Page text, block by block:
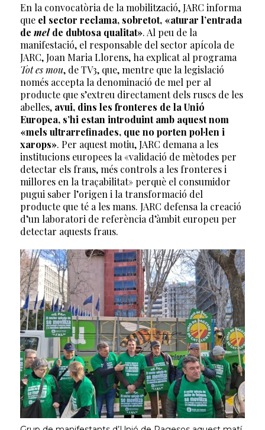
En la convocatòria de la mobilització, JARC informa
que el sector reclama, sobretot, «aturar l’entrada
de melde dubtosa qualitat». Al peu de la
manifestació, el responsable del sector apícola de
JARC, Joan Maria Llorens, ha explicat al programa
Tot es mou, de TV3, que, mentre que la legislació
només accepta la denominació de mel per al
producte que s’extreu directament dels ruscs de les
abelles, avui, dins les fronteres de la Unió
Europea, s’hi estan introduint amb aquest nom
«mels ultrarrefinades, que no porten pol·len i
xarops». Per aquest motiu, JARC demana a les
institucions europees la «validació de mètodes per
detectar els fraus, més controls a les fronteres i
millores en la traçabilitat» perquè el consumidor
pugui saber l’origen i la transformació del
producte que té a les mans. JARC defensa la creació
d’un laboratori de referència d’àmbit europeu per
detectar aquests fraus.